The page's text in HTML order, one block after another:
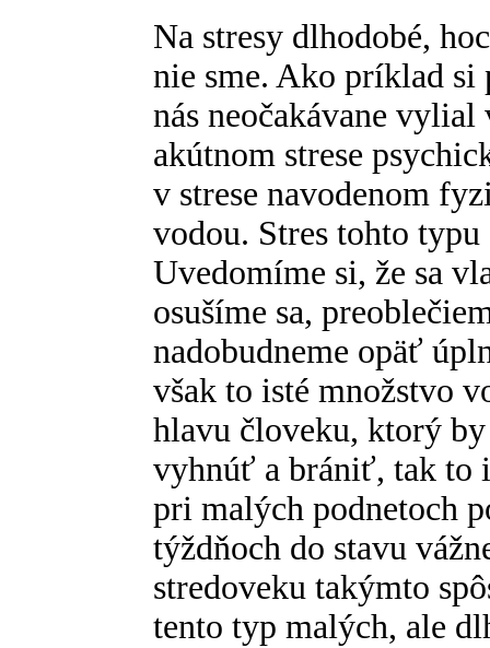
Na stresy dlhodobé,
nie sme. Ako príklad si
nás neočakávane
akútnom strese
v strese navodenom
vodou. Stres tohto
Uvedomíme si, že sa
osušíme sa,
nadobudneme opäť
však to isté množstvo
hlavu človeku, ktorý
vyhnúť a brániť, tak to
pri malých podnetoch
týždňoch do stavu
stredoveku takýmto
tento typ malých, ale